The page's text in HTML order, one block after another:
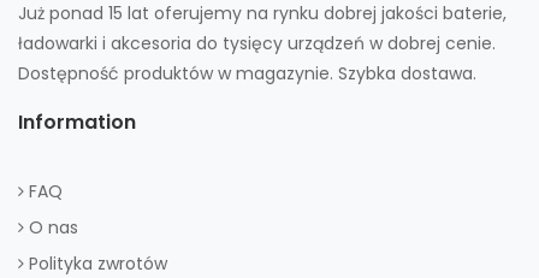
Już ponad 15 lat oferujemy na rynku dobrej jakości baterie,
ładowarki i akcesoria do tysięcy urządzeń w dobrej cenie.
Dostępność produktów w magazynie. Szybka dostawa.
Information
FAQ
O nas
Polityka zwrotów